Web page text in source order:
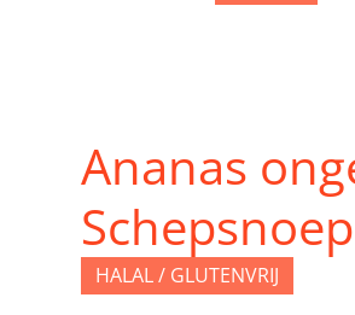
Ananas
Schepsnoep
HALAL / GLUTENVRIJ